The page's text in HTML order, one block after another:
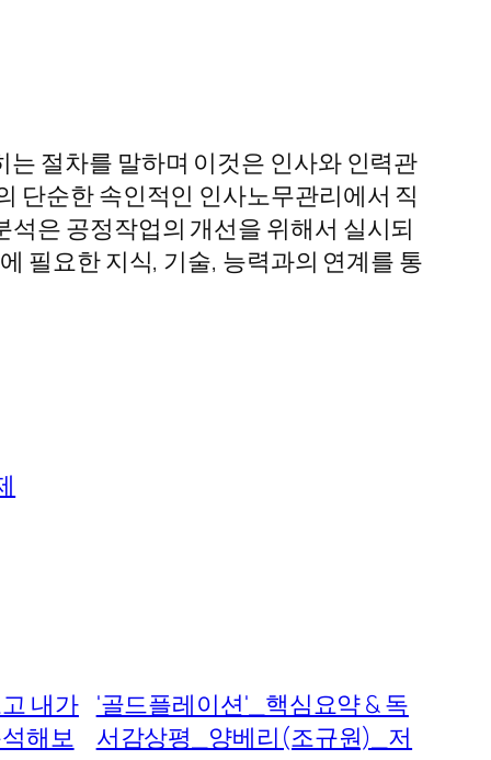
절차를 말하며 이것은 인사와 인력관
단순한 속인적인 인사노무관리에서 직
은 공정작업의 개선을 위해서 실시되
필요한 지식, 기술, 능력과의 연계를 통
내가
해보
'골드플레이션'_핵심요약 & 독
서감상평_양베리(조규원)_저